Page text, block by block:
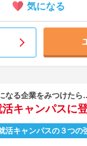
気になる
なる企業をみつけたら
キャンパスに
活キャンパスの３つの